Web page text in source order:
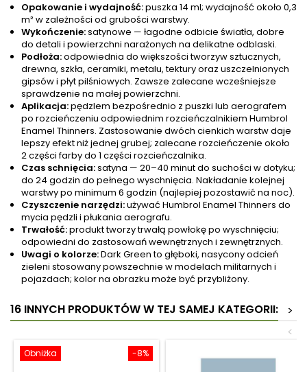
Opakowanie i wydajność:puszka 14 ml; wydajność około 0,3
m² w zależności od grubości warstwy.
Wykończenie:satynowe — łagodne odbicie światła, dobre
do detali i powierzchni narażonych na delikatne odblaski.
Podłoża:odpowiednia do większości tworzyw sztucznych,
drewna, szkła, ceramiki, metalu, tektury oraz uszczelnionych
gipsów i płyt pilśniowych. Zawsze zalecane wcześniejsze
sprawdzenie na małej powierzchni.
Aplikacja:pędzlem bezpośrednio z puszki lub aerografem
po rozcieńczeniu odpowiednim rozcieńczalnikiem Humbrol
Enamel Thinners. Zastosowanie dwóch cienkich warstw daje
lepszy efekt niż jednej grubej; zalecane rozcieńczenie około
2 części farby do 1 części rozcieńczalnika.
Czas schnięcia:satyna — 20–40 minut do suchości w dotyku;
do 24 godzin do pełnego wyschnięcia. Nakładanie kolejnej
warstwy po minimum 6 godzin (najlepiej pozostawić na noc).
Czyszczenie narzędzi:używać Humbrol Enamel Thinners do
mycia pędzli i płukania aerografu.
Trwałość:produkt tworzy trwałą powłokę po wyschnięciu;
odpowiedni do zastosowań wewnętrznych i zewnętrznych.
Uwagi o kolorze:Dark Green to głęboki, nasycony odcień
zieleni stosowany powszechnie w modelach militarnych i
pojazdach; kolor na obrazku może być przybliżony.
16 INNYCH PRODUKTÓW W TEJ SAMEJ KATEGORII:
>
<
-8%
Obniżka